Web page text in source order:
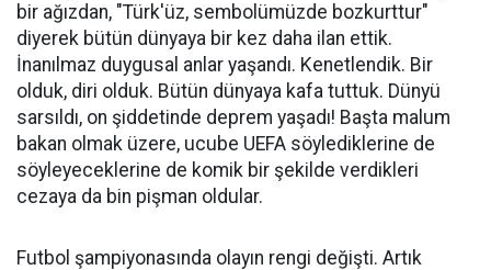
bir ağızdan, "Türk'üz, sembolümüzde bozkurttur"
diyerek bütün dünyaya bir kez daha ilan ettik.
İnanılmaz duygusal anlar yaşandı. Kenetlendik. Bir
olduk, diri olduk. Bütün dünyaya kafa tuttuk. Dünyü
sarsıldı, on şiddetinde deprem yaşadı! Başta malum
bakan olmak üzere, ucube UEFA söylediklerine de
söyleyeceklerine de komik bir şekilde verdikleri
cezaya da bin pişman oldular.
Futbol şampiyonasında olayın rengi değişti. Artık